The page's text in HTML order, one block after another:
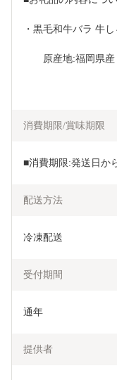
・黒毛和牛バラ 牛
原産地:福岡県産
消費期限/賞味期限
■消費期限:発送日か
配送方法
冷凍配送
受付期間
通年
提供者